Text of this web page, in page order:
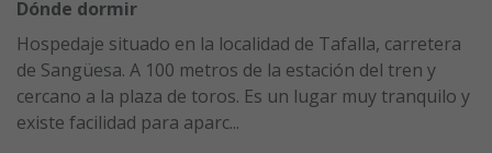
Dónde dormir
Hospedaje situado en la localidad de Tafalla, carretera
de Sangüesa. A 100 metros de la estación del tren y
cercano a la plaza de toros. Es un lugar muy tranquilo y
existe facilidad para aparc...